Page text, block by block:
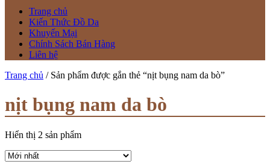
Trang chủ
Kiến Thức Đồ Da
Khuyến Mại
Chính Sách Bán Hàng
Liên hệ
Trang chủ / Sản phẩm được gắn thẻ “nịt bụng nam da bò”
nịt bụng nam da bò
Hiển thị 2 sản phẩm